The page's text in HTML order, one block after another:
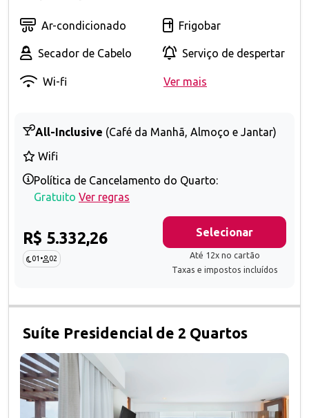
Ar-condicionado Frigobar
Secador de Cabelo Serviço de despertar
Wi-fi Ver mais
All-Inclusive (Café da Manhã, Almoço e Jantar)
Wifi
Política de Cancelamento do Quarto:
Gratuito Ver regras
R$ 5.332,26
01 • 02
Selecionar
Até 12x no cartão
Taxas e impostos incluídos
Suíte Presidencial de 2 Quartos